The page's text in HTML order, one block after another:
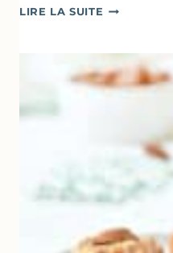
LIRE LA SUITE CAKE
COURGETTE,
HUILE
D’OLIVE